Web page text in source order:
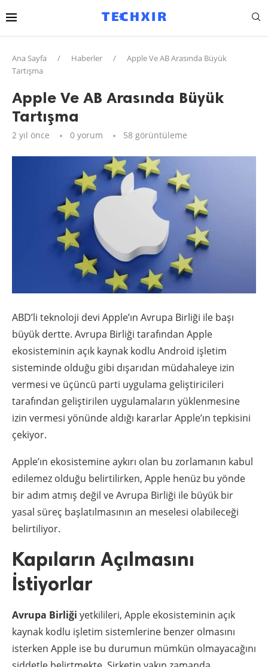
Ana Sayfa / Haberler /
Apple Ve AB Arasında Büyük
Tartışma
Apple Ve AB Arasında Büyük
Tartışma
2 yıl önce 0 yorum 58 görüntüleme
ABD’li teknoloji devi Apple’ın Avrupa Birliği ile başı
büyük dertte. Avrupa Birliği tarafından Apple
ekosisteminin açık kaynak kodlu Android işletim
sisteminde olduğu gibi dışarıdan müdahaleye izin
vermesi ve üçüncü parti uygulama geliştiricileri
tarafından geliştirilen uygulamaların yüklenmesine
izin vermesi yönünde aldığı kararlar Apple’ın tepkisini
çekiyor.
Apple’ın ekosistemine aykırı olan bu zorlamanın kabul
edilemez olduğu belirtilirken, Apple henüz bu yönde
bir adım atmış değil ve Avrupa Birliği ile büyük bir
yasal süreç başlatılmasının an meselesi olabileceği
belirtiliyor.
Kapıların Açılmasını
İstiyorlar
Avrupa Birliği yetkilileri, Apple ekosisteminin açık
kaynak kodlu işletim sistemlerine benzer olmasını
isterken Apple ise bu durumun mümkün olmayacağını